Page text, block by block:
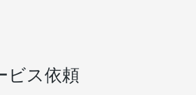
ビス依頼